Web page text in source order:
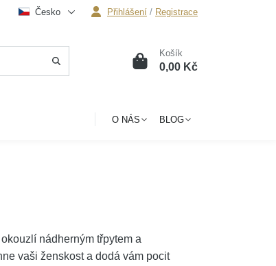
Česko Přihlášení / Registrace
0 Košík
0,00 Kč
O NÁS BLOG
nádherným třpytem a
vaši ženskost a dodá vám pocit